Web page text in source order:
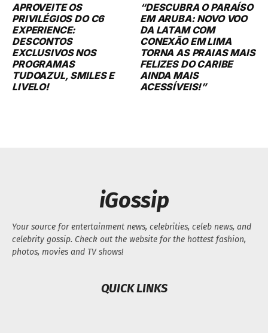
APROVEITE OS
PRIVILÉGIOS DO C6
EXPERIENCE:
DESCONTOS
EXCLUSIVOS NOS
PROGRAMAS
TUDOAZUL, SMILES E
LIVELO!
“DESCUBRA O PARAÍSO
EM ARUBA: NOVO VOO
DA LATAM COM
CONEXÃO EM LIMA
TORNA AS PRAIAS MAIS
FELIZES DO CARIBE
AINDA MAIS
ACESSÍVEIS!”
iGossip
Your source for entertainment news, celebrities, celeb news, and
celebrity gossip. Check out the website for the hottest fashion,
photos, movies and TV shows!
QUICK LINKS